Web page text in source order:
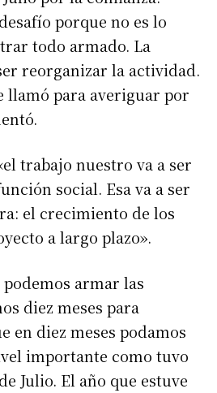
porque no es lo
todo armado. La
reorganizar la actividad.
llamó para averiguar por
trabajo nuestro va a ser
social. Esa va a ser
el crecimiento de los
a largo plazo».
podemos armar las
diez meses para
en diez meses podamos
importante como tuvo
Julio. El año que estuve